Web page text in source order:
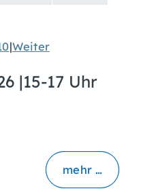
|Weiter
|15-17 Uhr
mehr …